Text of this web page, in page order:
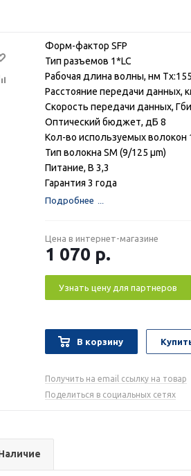
Форм-фактор SFP
Тип разъемов 1*LC
Рабочая длина волны, нм
Расстояние передачи данных,
Скорость передачи данных,
Оптический бюджет, дБ 8
Кол-во используемых волокон
Тип волокна SМ (9/125 μm)
Питание, В 3,3
Гарантия 3 года
Подробнее
Цена в интернет-магазине
1 070 р.
Узнать цену для партнеров
В корзину
Получить на email ссылку на товар
Поделиться в социальных сетях